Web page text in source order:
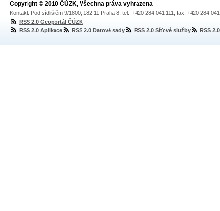
Copyright © 2010 ČÚZK, Všechna práva vyhrazena
Kontakt: Pod sídlištěm 9/1800, 182 11 Praha 8, tel.: +420 284 041 111, fax: +420 284
RSS 2.0 Geoportál ČÚZK
RSS 2.0 Aplikace
RSS 2.0 Datové sady RSS 2.0 Síťové služby RSS